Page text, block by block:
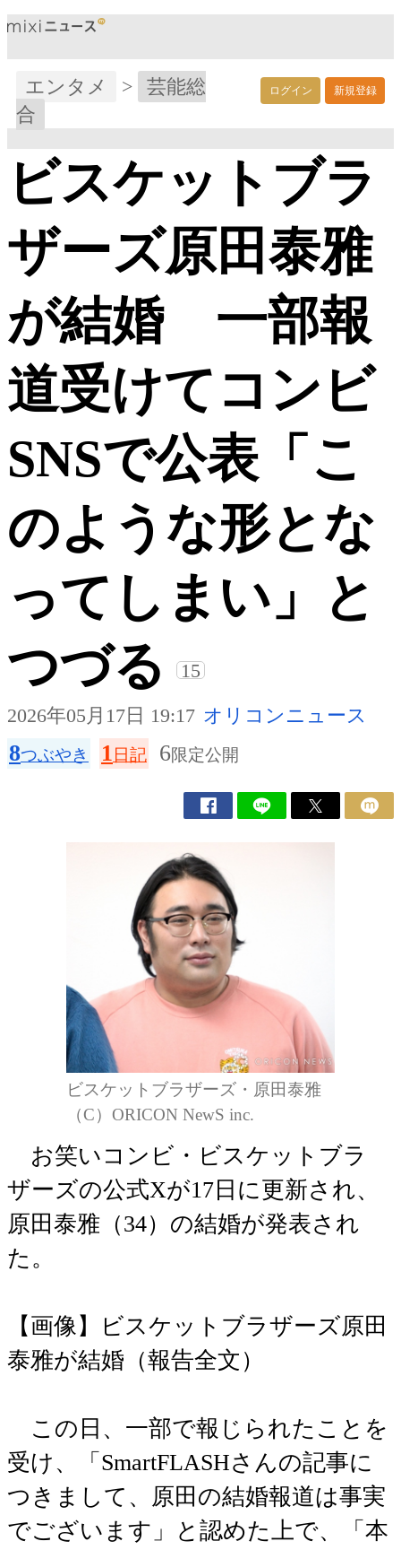
ログイン 新規登録
エンタメ >
芸能総
合
ビスケットブラ
ザーズ原田泰雅
が結婚 一部報
道受けてコンビ
SNSで公表「こ
のような形とな
ってしまい」と
つづる
15
2026年05月17日 19:17 オリコンニュース
8つぶやき 1 日記 6限定公開
ビスケットブラザーズ・原田泰雅
（C）ORICON NewS inc.
お笑いコンビ・ビスケットブラ
ザーズの公式Xが17日に更新され、
原田泰雅（34）の結婚が発表され
た。
【画像】ビスケットブラザーズ原田
泰雅が結婚（報告全文）
この日、一部で報じられたことを
受け、「SmartFLASHさんの記事に
つきまして、原田の結婚報道は事実
でございます」と認めた上で、「本